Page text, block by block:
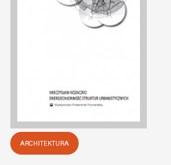
ARCHITEKTURA